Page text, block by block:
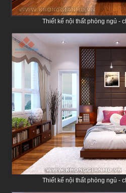
Thiết kế nội thất phòng ngủ -
Thiết kế nội thất phòng ngủ -